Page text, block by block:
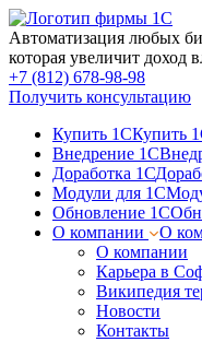
Автоматизация любых
которая увеличит доход
+7 (812) 678-98-98
Получить консультацию
Купить 1СКупить
Внедрение 1С
Доработка 1С
Модули для 1С
Обновление 1С
О компании
О
О компании
Карьера в
Википедия
Новости
Контакты